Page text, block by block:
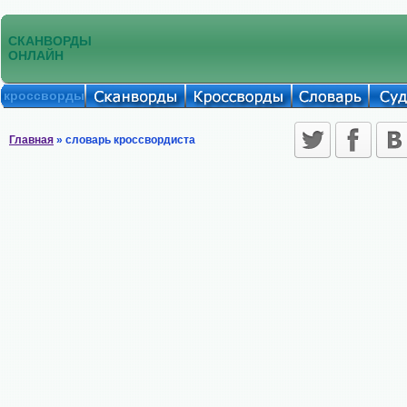
СКАНВОРДЫ
ОНЛАЙН
кроссворды
Главная » словарь кроссвордиста